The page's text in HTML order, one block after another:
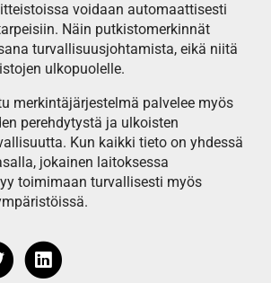
voidaan automaattisesti
Näin putkistomerkinnät
turvallisuusjohtamista, eikä niitä
ulkopuolelle.
merkintäjärjestelmä palvelee myös
perehdytystä ja ulkoisten
Kun kaikki tieto on yhdessä
jokainen laitoksessa
toimimaan turvallisesti myös